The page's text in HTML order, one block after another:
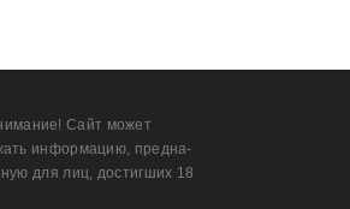
Сайт может
информацию, предна­
для лиц, дости­гших 18